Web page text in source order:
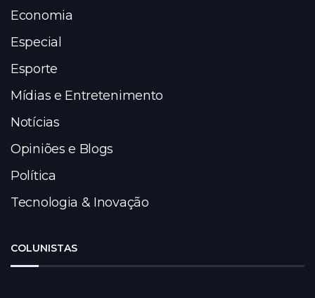
Economia
Especial
Esporte
Mídias e Entretenimento
Notícias
Opiniões e Blogs
Política
Tecnologia & Inovação
COLUNISTAS